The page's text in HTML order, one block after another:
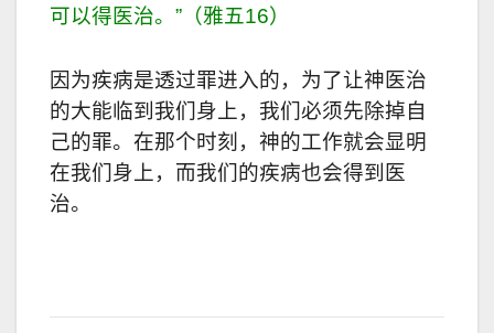
可以得医治。”（雅五16）
因为疾病是透过罪进入的，为了让神医治
的大能临到我们身上，我们必须先除掉自
己的罪。在那个时刻，神的工作就会显明
在我们身上，而我们的疾病也会得到医
治。